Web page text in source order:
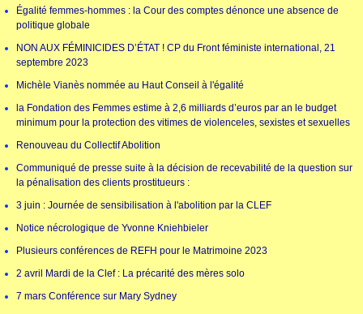
Égalité femmes-hommes : la Cour des comptes dénonce une absence de
politique globale
NON AUX FÉMINICIDES D’ÉTAT ! CP du Front féministe international, 21
septembre 2023
Michèle Vianès nommée au Haut Conseil à l'égalité
la Fondation des Femmes estime à 2,6 milliards d’euros par an le budget
minimum pour la protection des vitimes de violenceles, sexistes et sexuelles
Renouveau du Collectif Abolition
Communiqué de presse suite à la décision de recevabilité de la question sur
la pénalisation des clients prostitueurs :
3 juin : Journée de sensibilisation à l'abolition par la CLEF
Notice nécrologique de Yvonne Kniehbieler
Plusieurs conférences de REFH pour le Matrimoine 2023
2 avril Mardi de la Clef : La précarité des mères solo
7 mars Conférence sur Mary Sydney